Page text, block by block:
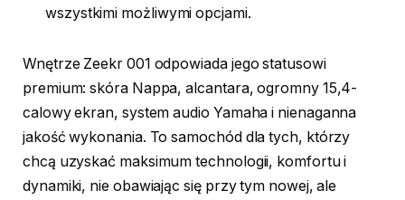
wszystkimi możliwymi opcjami.
Wnętrze Zeekr 001 odpowiada jego statusowi
premium: skóra Nappa, alcantara, ogromny 15,4-
calowy ekran, system audio Yamaha i nienaganna
jakość wykonania. To samochód dla tych, którzy
chcą uzyskać maksimum technologii, komfortu i
dynamiki, nie obawiając się przy tym nowej, ale